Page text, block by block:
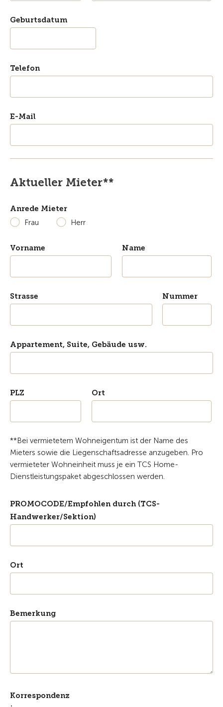
Geburtsdatum
Telefon
E-Mail
Aktueller Mieter**
Anrede Mieter
Frau
Herr
Vorname Name
Strasse Nummer
Appartement, Suite, Gebäude usw.
PLZ Ort
**Bei vermietetem Wohneigentum ist der Name des
Mieters sowie die Liegenschaftsadresse anzugeben. Pro
vermieteter Wohneinheit muss je ein TCS Home-
Dienstleistungspaket abgeschlossen werden.
PROMOCODE/Empfohlen durch (TCS-
Handwerker/Sektion)
Ort
Bemerkung
Korrespondenz